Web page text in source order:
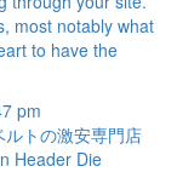
most notably what
to have the
pm
トの激安専門店
Header Die